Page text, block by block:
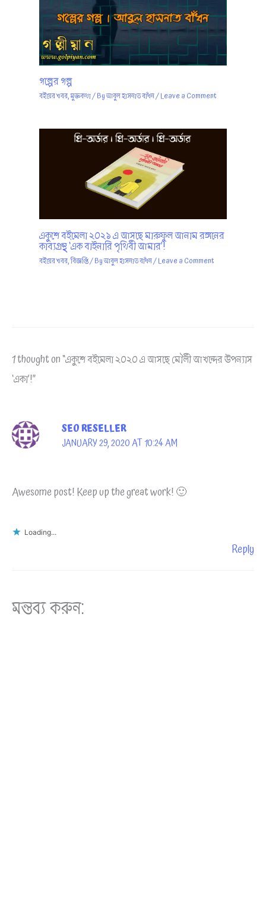
গল্পের গল্প
বইয়ের খবর,মুক্তকথা/ Byআবুল হাসনাত বাঁধন/Leave a Comment
একুশে বইমেলা ২০২১ এ আসছে মারুফুল আনাম রঙ্গনের
কাব্যগ্রন্থ ‘এক বাইনারি পৃথিবী আমার’!
বইয়ের খবর,বিজ্ঞপ্তি/ Byআবুল হাসনাত বাঁধন/Leave a Comment
1 thought on “একুশে বইমেলা ২০২০ এ আসছে মৌলী আখন্দের উপন্যাস
‘একা’!”
SEO RESELLER
JANUARY 29, 2020 AT 10:24 AM
Awesome post! Keep up the great work! 🙂
Loading...
Reply
মন্তব্য করুন: